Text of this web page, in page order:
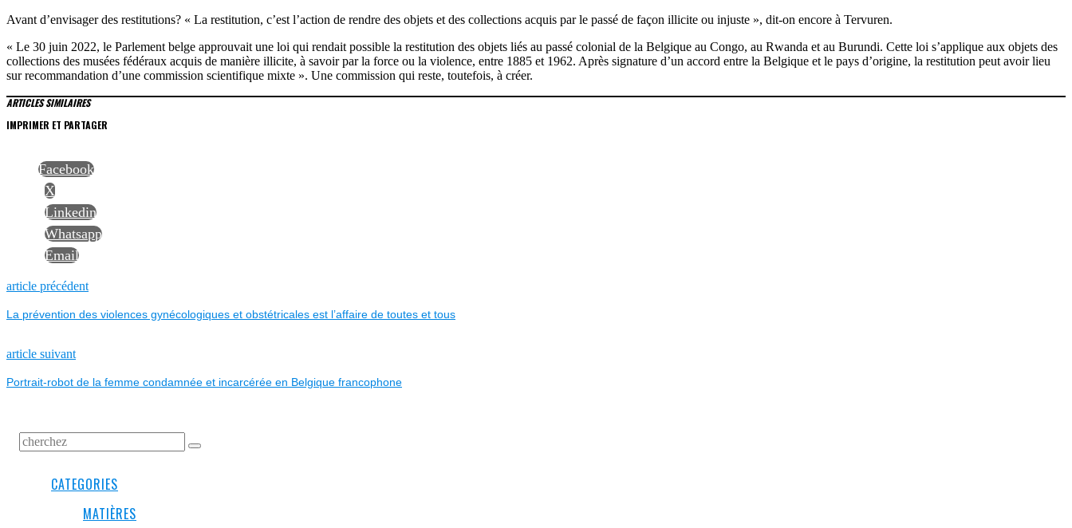
Avant d’envisager des restitutions? « La restitution, c’est l’action de rendre des objets et des collections acquis par le passé de façon illicite ou injuste », dit-on encore à Tervuren.
« Le 30 juin 2022, le Parlement belge approuvait une loi qui rendait possible la restitution des objets liés au passé colonial de la Belgique au Congo, au Rwanda et au Burundi. Cette loi s’applique aux objets des
collections des musées fédéraux acquis de manière illicite, à savoir par la force ou la violence, entre 1885 et 1962. Après signature d’un accord entre la Belgique et le pays d’origine, la restitution peut avoir lieu
sur recommandation d’une commission scientifique mixte ». Une commission qui reste, toutefois, à créer.
ARTICLES SIMILAIRES
IMPRIMER ET PARTAGER
Facebook
X
Linkedin
Whatsapp
Email
NAVIGATION
DE
L’ARTICLE
article précédentPrevious
La prévention des violences gynécologiques et obstétricales est l’affaire de toutes et tous
article suivantNext
Portrait-robot de la femme condamnée et incarcérée en Belgique francophone
CATEGORIES
MATIÈRES